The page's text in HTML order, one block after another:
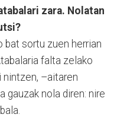
zara. Nolatan
bat sortu zuen herrian
falta zelako
nintzen, –aitaren
gauzak nola diren: nire